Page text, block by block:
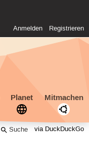
Anmelden Registrieren
Planet Mitmachen
via DuckDuckGo